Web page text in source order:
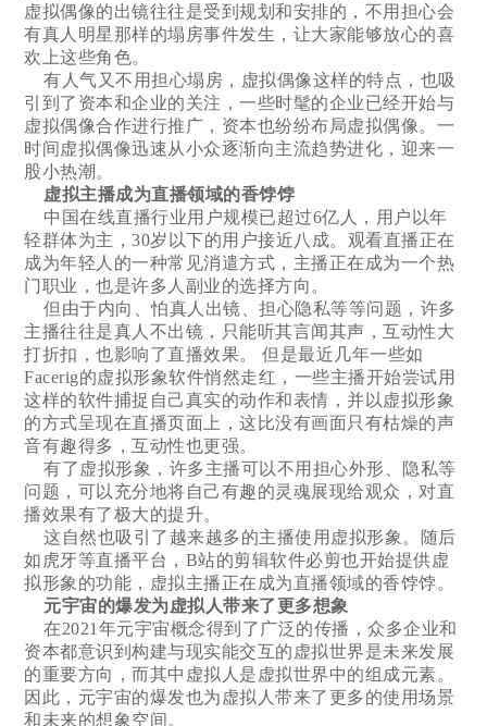
虚拟偶像的出镜往往是受到规划和安排的，不用担心会
有真人明星那样的塌房事件发生，让大家能够放心的喜
欢上这些角色。
有人气又不用担心塌房，虚拟偶像这样的特点，也吸
引到了资本和企业的关注，一些时髦的企业已经开始与
虚拟偶像合作进行推广，资本也纷纷布局虚拟偶像。一
时间虚拟偶像迅速从小众逐渐向主流趋势进化，迎来一
股小热潮。
虚拟主播成为直播领域的香饽饽
中国在线直播行业用户规模已超过6亿人，用户以年
轻群体为主，30岁以下的用户接近八成。观看直播正在
成为年轻人的一种常见消遣方式，主播正在成为一个热
门职业，也是许多人副业的选择方向。
但由于内向、怕真人出镜、担心隐私等等问题，许多
主播往往是真人不出镜，只能听其言闻其声，互动性大
打折扣，也影响了直播效果。 但是最近几年一些如
Facerig的虚拟形象软件悄然走红，一些主播开始尝试用
这样的软件捕捉自己真实的动作和表情，并以虚拟形象
的方式呈现在直播页面上，这比没有画面只有枯燥的声
音有趣得多，互动性也更强。
有了虚拟形象，许多主播可以不用担心外形、隐私等
问题，可以充分地将自己有趣的灵魂展现给观众，对直
播效果有了极大的提升。
这自然也吸引了越来越多的主播使用虚拟形象。随后
如虎牙等直播平台，B站的剪辑软件必剪也开始提供虚
拟形象的功能，虚拟主播正在成为直播领域的香饽饽。
元宇宙的爆发为虚拟人带来了更多想象
在2021年元宇宙概念得到了广泛的传播，众多企业和
资本都意识到构建与现实能交互的虚拟世界是未来发展
的重要方向，而其中虚拟人是虚拟世界中的组成元素。
因此，元宇宙的爆发也为虚拟人带来了更多的使用场景
和未来的想象空间。